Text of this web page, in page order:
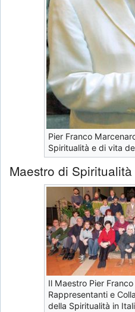
Pier Franco
Spiritualità e di vita
Maestro di
Il Maestro Pier
Rappresentanti e
della Spiritualità in